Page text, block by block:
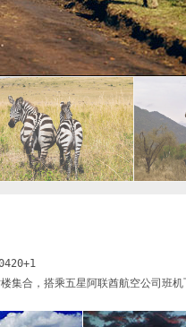
集合，搭乘五星阿联酋航空公司班